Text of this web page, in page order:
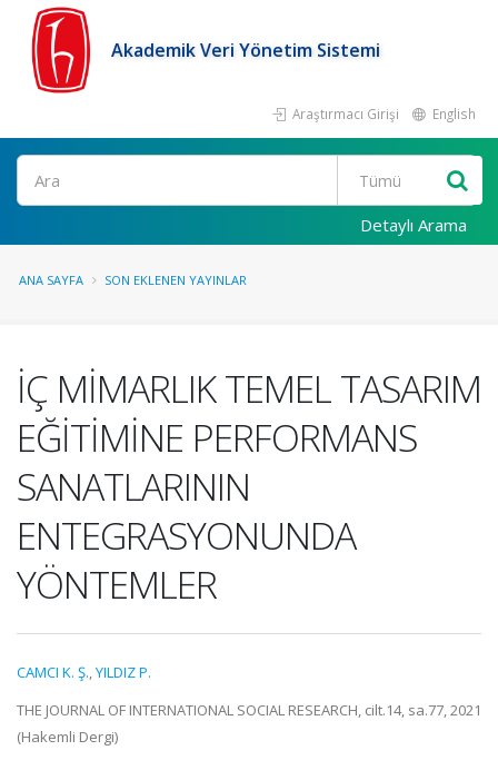
Akademik Veri Yönetim Sistemi
Araştırmacı Girişi English
Ara
Detaylı Arama
ANA SAYFA SON EKLENEN YAYINLAR
İÇ MİMARLIK TEMEL TASARIM
EĞİTİMİNE PERFORMANS
SANATLARININ
ENTEGRASYONUNDA
YÖNTEMLER
CAMCI K. Ş.,YILDIZ P.
THE JOURNAL OF INTERNATIONAL SOCIAL RESEARCH, cilt.14, sa.77, 2021
(Hakemli Dergi)